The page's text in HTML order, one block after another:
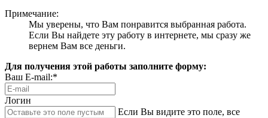
Примечание:
Мы уверены, что Вам понравится выбранная работа.
Если Вы найдете эту работу в интернете, мы сразу же
вернем Вам все деньги.
Для получения этой работы заполните форму:
Ваш E-mail:*
Логин
Если Вы видите это поле, все